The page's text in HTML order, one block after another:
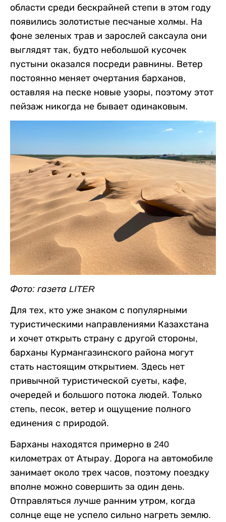
области среди бескрайней степи в этом году
появились золотистые песчаные холмы. На
фоне зеленых трав и зарослей саксаула они
выглядят так, будто небольшой кусочек
пустыни оказался посреди равнины. Ветер
постоянно меняет очертания барханов,
оставляя на песке новые узоры, поэтому этот
пейзаж никогда не бывает одинаковым.
Фото: газета LITER
Для тех, кто уже знаком с популярными
туристическими направлениями Казахстана
и хочет открыть страну с другой стороны,
барханы Курмангазинского района могут
стать настоящим открытием. Здесь нет
привычной туристической суеты, кафе,
очередей и большого потока людей. Только
степь, песок, ветер и ощущение полного
единения с природой.
Барханы находятся примерно в 240
километрах от Атырау. Дорога на автомобиле
занимает около трех часов, поэтому поездку
вполне можно совершить за один день.
Отправляться лучше ранним утром, когда
солнце еще не успело сильно нагреть землю.